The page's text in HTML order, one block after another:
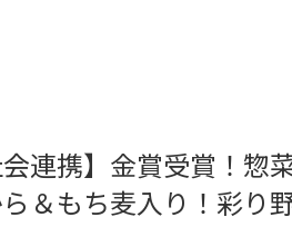
会連携】金賞受賞！
＆もち麦入り！彩り